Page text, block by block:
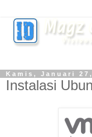
Kamis, Januari 27,
Instalasi